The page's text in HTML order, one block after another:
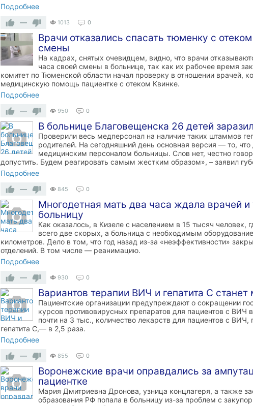
Подробнее
—
1013 0
Врачи отказались спасать тюменку с
смены
На кадрах, снятых очевидцем, видно, что врачи
часа своей смены в больнице, так как их рабочее время
комитет по Тюменской области начал проверку в отношении врачей,
медицинскую помощь пациентке с отеком Квинке.
Подробнее
—
950 0
В больнице Благовещенска 26 детей
Проверили весь медперсонал на наличие таких штаммов
родителей. На сегодняшний день основная версия — то, что
медицинским персоналом больницы. Слов нет, честно
допустить. Будем реагировать самым жестким образом», – заявил
Подробнее
—
845 0
Многодетная мать два часа ждала врачей и
больницу
Как оказалось, в Кизеле с населением в 15 тысяч человек,
всего две скорых, а больница с необходимым
километров. Дело в том, что год назад из-за «неэффективности»
отделений. В том числе — реанимацию.
Подробнее
—
930 0
Вариантов терапии ВИЧ и гепатита С
Пациентские организации предупреждают о сокращении
курсов противовирусных препаратов для пациентов с ВИЧ
почти на 3 тыс., количество лекарств для пациентов с
гепатита С,— в 2,5 раза.
Подробнее
—
855 0
Воронежские врачи оправдались за
пациентке
Мария Дмитриевна Дронова, узница концлагеря, а также
образования РФ попала в больницу из-за проблем с